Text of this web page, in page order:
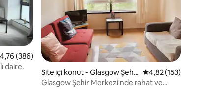
ortalama 4,76 puan, 386 değerlendirme
4,76 (386)
daire.
Site içi konut - Glasgow Şehir
Merkezi
5 üzerinden ortalama
4,82 (153)
Glasgow Şehir Merkezi'nde rahat ve